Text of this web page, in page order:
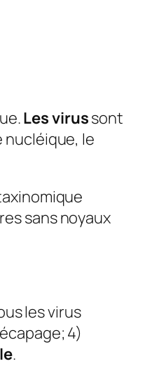
Les virussont
nucléique, le
sans noyaux
les virus
4)
.